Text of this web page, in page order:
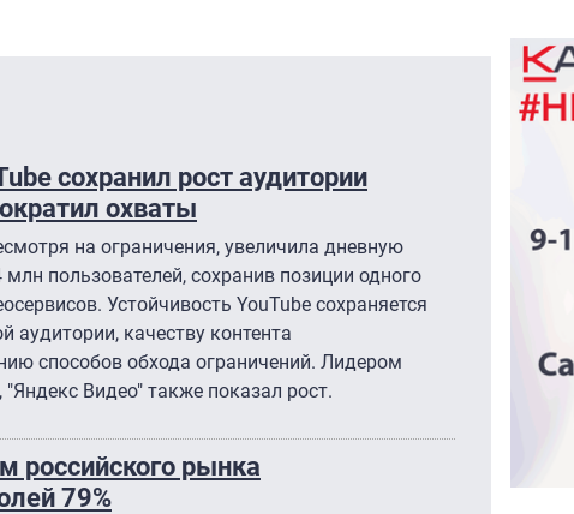
сохранил рост аудитории
охваты
на ограничения, увеличила дневную
пользователей, сохранив позиции одного
Устойчивость YouTube сохраняется
аудитории, качеству контента
способов обхода ограничений. Лидером
"Яндекс Видео" также показал рост.
российского рынка
79%